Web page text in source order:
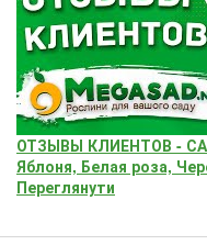
ОТЗЫВЫ КЛИЕНТОВ -
Яблоня, Белая роза,
Переглянути